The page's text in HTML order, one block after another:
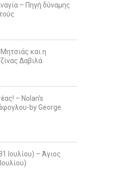
– Πηγή δύναμης
και η
Δαβιλά
– Nolan’s
by George
Ιουλίου) – Άγιος